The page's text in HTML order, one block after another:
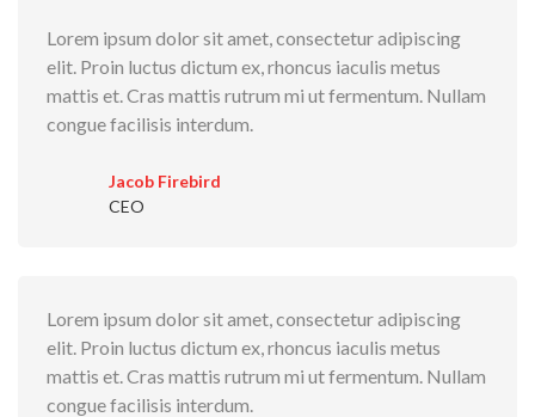
Lorem ipsum dolor sit amet, consectetur adipiscing
elit. Proin luctus dictum ex, rhoncus iaculis metus
mattis et. Cras mattis rutrum mi ut fermentum. Nullam
congue facilisis interdum.
Jacob Firebird
CEO
Lorem ipsum dolor sit amet, consectetur adipiscing
elit. Proin luctus dictum ex, rhoncus iaculis metus
mattis et. Cras mattis rutrum mi ut fermentum. Nullam
congue facilisis interdum.